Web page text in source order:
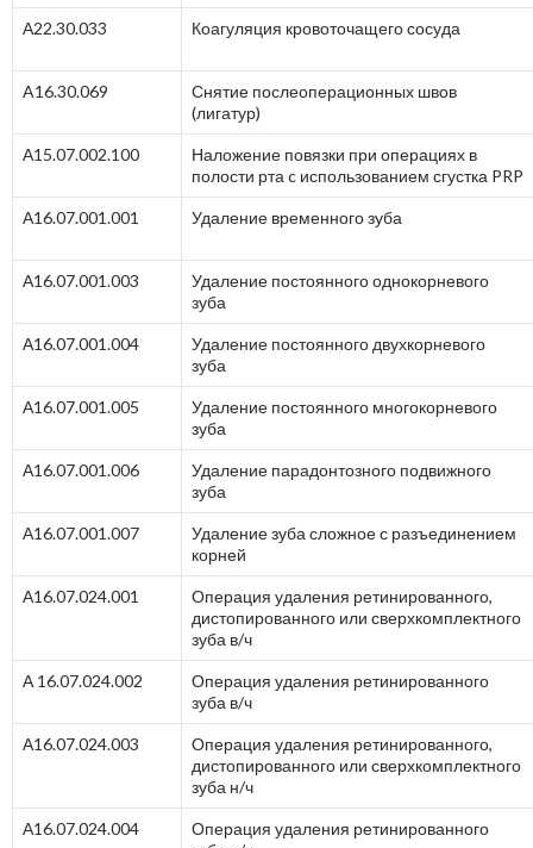
А22.30.033 Коагуляция кровоточащего сосуда
A16.30.069
Снятие послеоперационных швов
(лигатур)
А15.07.002.100
Наложение повязки при операциях в
полости рта c использованием сгустка PRP
А16.07.001.001 Удаление временного зуба
А16.07.001.003
Удаление постоянного однокорневого
зуба
А16.07.001.004
Удаление постоянного двухкорневого
зуба
А16.07.001.005
Удаление постоянного многокорневого
зуба
А16.07.001.006
Удаление парадонтозного подвижного
зуба
А16.07.001.007
Удаление зуба сложное с разъединением
корней
А16.07.024.001
Операция удаления ретинированного,
дистопированного или сверхкомплектного
зуба в/ч
А 16.07.024.002
Операция удаления ретинированного
зуба в/ч
А16.07.024.003
Операция удаления ретинированного,
дистопированного или сверхкомплектного
зуба н/ч
А16.07.024.004
Операция удаления ретинированного